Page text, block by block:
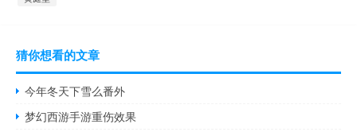
猜你想看的文章
今年冬天下雪么番外
梦幻西游手游重伤效果